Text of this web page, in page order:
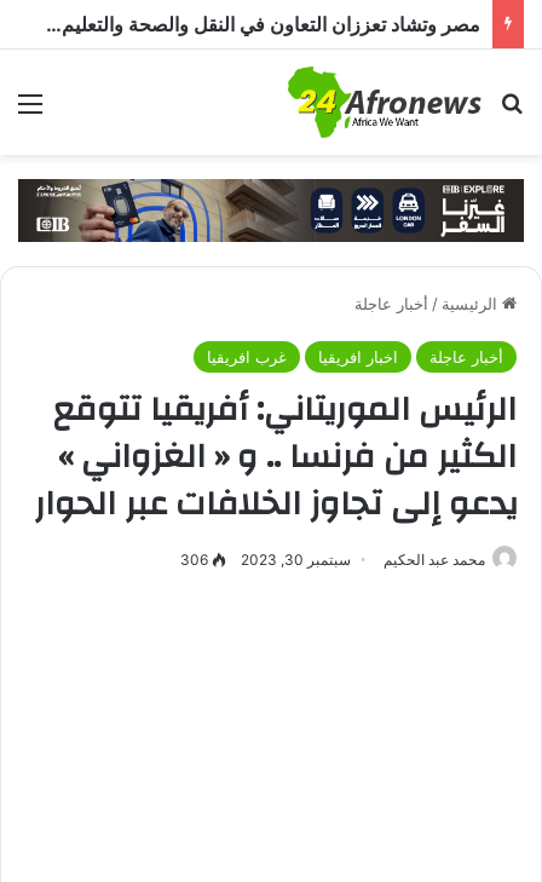
مصر وتشاد تعززان التعاون في النقل والصحة والتعليم والاستثمار خلال الدورة الرابعة للجنة المشتركة
بحث عن
الرئيسية / أخبار عاجلة
أخبار عاجلة اخبار افريقيا غرب افريقيا
الرئيس الموريتاني: أفريقيا تتوقع
الكثير من فرنسا .. و « الغزواني »
يدعو إلى تجاوز الخلافات عبر الحوار
محمد عبد الحكيم سبتمبر 30, 2023 306